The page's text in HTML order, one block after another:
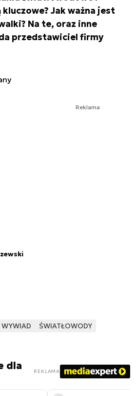
Jak ważna jest
Na te, oraz inne
przedstawiciel firmy
Reklama
WYWIAD ŚWIATŁOWODY
dla
REKLAMA